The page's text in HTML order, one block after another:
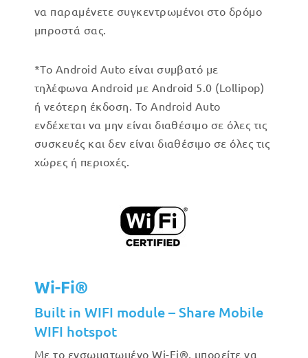
να παραμένετε συγκεντρωμένοι στο δρόμο
μπροστά σας.
*Το Android Auto είναι συμβατό με
τηλέφωνα Android με Android 5.0 (Lollipop)
ή νεότερη έκδοση. Το Android Auto
ενδέχεται να μην είναι διαθέσιμο σε όλες τις
συσκευές και δεν είναι διαθέσιμο σε όλες τις
χώρες ή περιοχές.
Wi-Fi®
Built in WIFI module – Share Mobile
WIFI hotspot
Με το ενσωματωμένο Wi-Fi®, μπορείτε να